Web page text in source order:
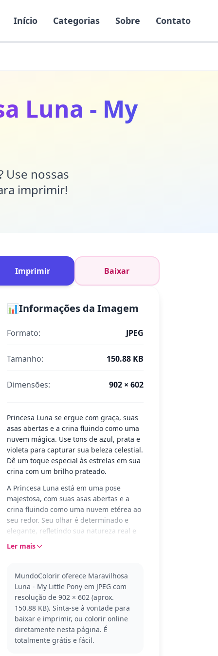
Início Categorias Sobre Contato
Luna - My
Use nossas
imprimir!
Imprimir Baixar
📊Informações da Imagem
Formato: JPEG
Tamanho: 150.88 KB
Dimensões: 902 × 602
Princesa Luna se ergue com graça, suas
asas abertas e a crina fluindo como uma
nuvem mágica. Use tons de azul, prata e
violeta para capturar sua beleza celestial.
Dê um toque especial às estrelas em sua
crina com um brilho prateado.
A Princesa Luna está em uma pose
majestosa, com suas asas abertas e a
crina fluindo como uma nuvem etérea ao
seu redor. Seu olhar é determinado e
elegante, refletindo sua natureza real e
mágica. Este é um momento perfeito
Luna é um dos personagens icônicos do
universo My Little Pony, conhecida por
sua sabedoria e habilidade em controlar
a noite. Esta versão da Luna destaca sua
beleza única e é ideal para fãs que
gostam de capturar a magia dos pôneis.
Se você gosta de Luna, talvez também
Ler mais
MundoColorir oferece Maravilhosa
Luna - My Little Pony em JPEG com
resolução de 902 × 602 (aprox.
150.88 KB). Sinta-se à vontade para
baixar e imprimir, ou colorir online
diretamente nesta página. É
totalmente grátis e fácil.